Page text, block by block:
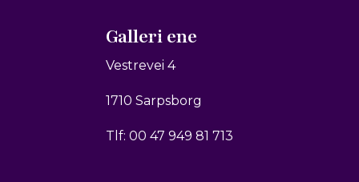
Galleri ene
Vestrevei 4
1710 Sarpsborg
Tlf: 00 47 949 81 713